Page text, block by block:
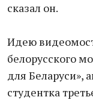
сказал он.
Идею
белорусского
для Беларуси»,
студентка